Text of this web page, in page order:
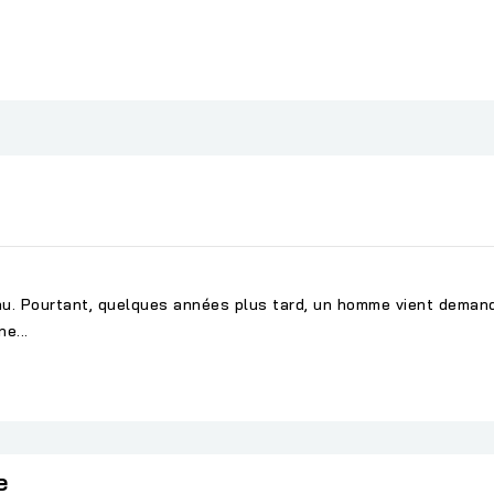
Pourtant, quelques années plus tard, un homme vient